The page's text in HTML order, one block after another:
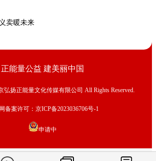
卖暖未来
正能量公益 建美丽中国
弘扬正能量文化传媒有限公司 All Rights Reserved.
备案许可：京ICP备2023036706号-1
申请中